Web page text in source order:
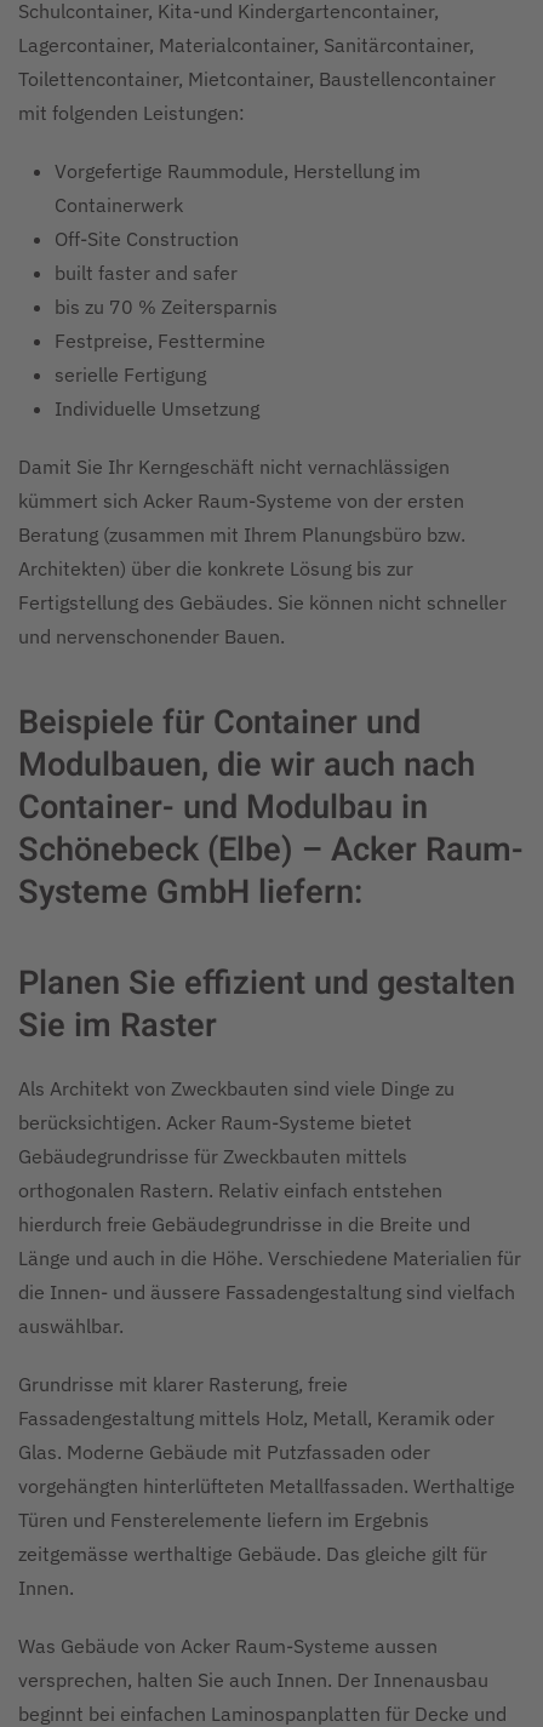
Schulcontainer, Kita-und Kindergartencontainer,
Lagercontainer, Materialcontainer, Sanitärcontainer,
Toilettencontainer, Mietcontainer, Baustellencontainer
mit folgenden Leistungen:
Vorgefertige Raummodule, Herstellung im
Containerwerk
Off-Site Construction
built faster and safer
bis zu 70 % Zeitersparnis
Festpreise, Festtermine
serielle Fertigung
Individuelle Umsetzung
Damit Sie Ihr Kerngeschäft nicht vernachlässigen
kümmert sich Acker Raum-Systeme von der ersten
Beratung (zusammen mit Ihrem Planungsbüro bzw.
Architekten) über die konkrete Lösung bis zur
Fertigstellung des Gebäudes. Sie können nicht schneller
und nervenschonender Bauen.
Beispiele für Container und
Modulbauen, die wir auch nach
Container- und Modulbau in
Schönebeck (Elbe) – Acker Raum-
Systeme GmbH liefern:
Planen Sie effizient und gestalten
Sie im Raster
Als Architekt von Zweckbauten sind viele Dinge zu
berücksichtigen. Acker Raum-Systeme bietet
Gebäudegrundrisse für Zweckbauten mittels
orthogonalen Rastern. Relativ einfach entstehen
hierdurch freie Gebäudegrundrisse in die Breite und
Länge und auch in die Höhe. Verschiedene Materialien für
die Innen- und äussere Fassadengestaltung sind vielfach
auswählbar.
Grundrisse mit klarer Rasterung, freie
Fassadengestaltung mittels Holz, Metall, Keramik oder
Glas. Moderne Gebäude mit Putzfassaden oder
vorgehängten hinterlüfteten Metallfassaden. Werthaltige
Türen und Fensterelemente liefern im Ergebnis
zeitgemässe werthaltige Gebäude. Das gleiche gilt für
Innen.
Was Gebäude von Acker Raum-Systeme aussen
versprechen, halten Sie auch Innen. Der Innenausbau
beginnt bei einfachen Laminospanplatten für Decke und